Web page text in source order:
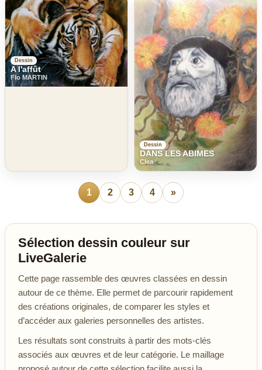
Dessin
A l'affût
Flo MARTIN
Dessin
DANS LES ABIMES
Clea
1 2 3 4 »
Sélection dessin couleur sur
LiveGalerie
Cette page rassemble des œuvres classées en dessin
autour de ce thème. Elle permet de parcourir rapidement
des créations originales, de comparer les styles et
d’accéder aux galeries personnelles des artistes.
Les résultats sont construits à partir des mots-clés
associés aux œuvres et de leur catégorie. Le maillage